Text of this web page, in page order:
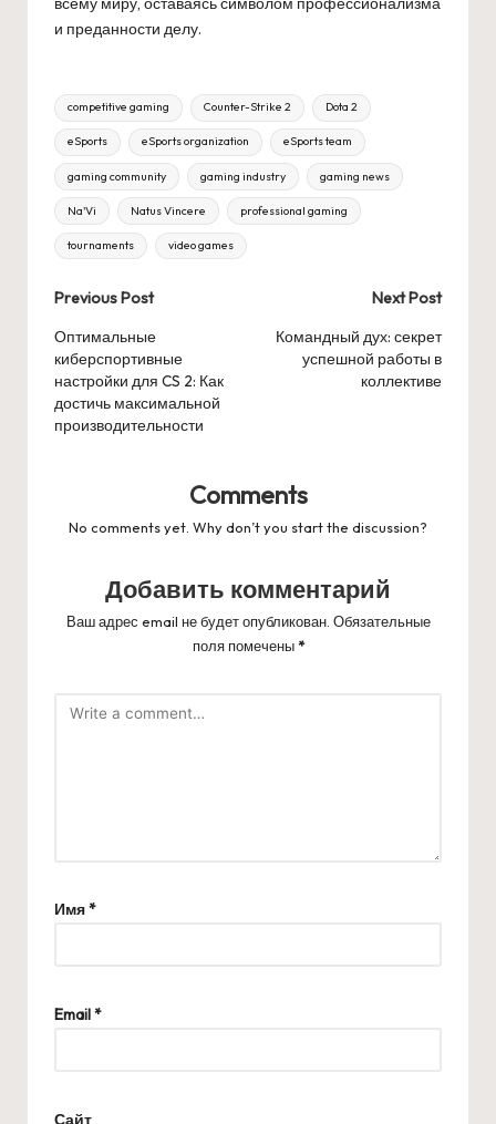
и преданности делу.
Tags:
competitive gaming Counter-Strike 2 Dota 2
eSports eSports organization eSports team
gaming community gaming industry gaming news
Na'Vi Natus Vincere professional gaming
tournaments video games
Post
navigation
Previous Post
Оптимальные
киберспортивные
настройки для CS 2: Как
достичь максимальной
производительности
Next Post
Командный дух: секрет
успешной работы в
коллективе
Comments
No comments yet. Why don’t you start the discussion?
Добавить комментарий
Ваш адрес email не будет опубликован. Обязательные
поля помечены*
Имя*
Email*
Сайт